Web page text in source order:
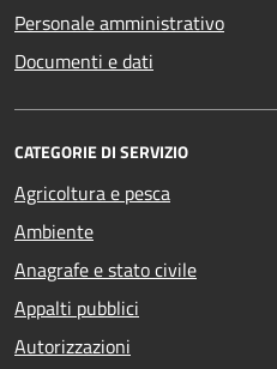
Personale amministrativo
Documenti e dati
CATEGORIE DI SERVIZIO
Agricoltura e pesca
Ambiente
Anagrafe e stato civile
Appalti pubblici
Autorizzazioni